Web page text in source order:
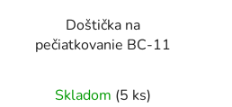
Doštička na
pečiatkovanie BC-11
Skladom (5 ks)